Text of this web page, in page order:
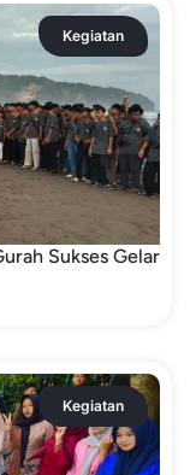
Kegiatan
Sukses Gelar
Kegiatan